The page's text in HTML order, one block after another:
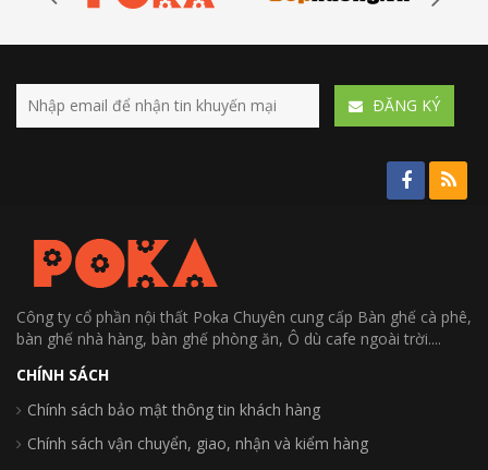
ÐĂNG KÝ
Công ty cổ phần nội thất Poka Chuyên cung cấp Bàn ghế cà phê,
bàn ghế nhà hàng, bàn ghế phòng ăn, Ô dù cafe ngoài trời....
CHÍNH SÁCH
Chính sách bảo mật thông tin khách hàng
Chính sách vận chuyển, giao, nhận và kiểm hàng